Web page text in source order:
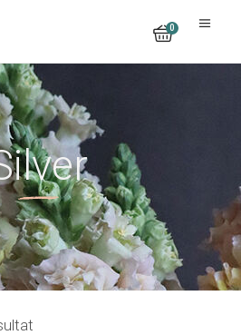
0
in the cart.